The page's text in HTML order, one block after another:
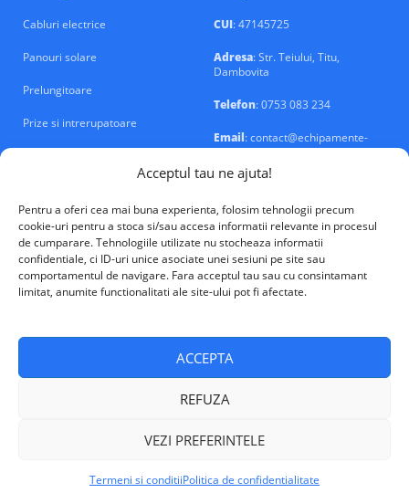
Acceptul tau ne ajuta!
Pentru a oferi cea mai buna experienta, folosim tehnologii precum
cookie-uri pentru a stoca si/sau accesa informatii relevante in procesul
de cumparare. Tehnologiile utilizate nu stocheaza informatii
confidentiale, ci ID-uri unice asociate unei sesiuni pe site sau
comportamentul de navigare. Fara acceptul tau sau cu consintamant
limitat, anumite functionalitati ale site-ului pot fi afectate.
ACCEPTA
REFUZA
VEZI PREFERINTELE
Termeni si conditiiPolitica de confidentialitate
Cabluri electrice
Panouri solare
Prelungitoare
Prize si intrerupatoare
CUI: 47145725
Adresa: Str. Teiului, Titu,
Dambovita
Telefon: 0753 083 234
Email: contact@echipamente-
electrice.ro
VALM Electrical Solutions © 2026